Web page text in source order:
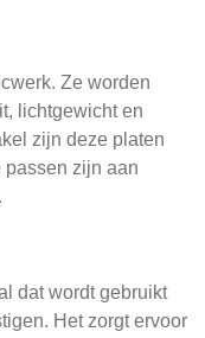
Ze worden
lichtgewicht en
zijn deze platen
passen zijn aan
dat wordt gebruikt
Het zorgt ervoor